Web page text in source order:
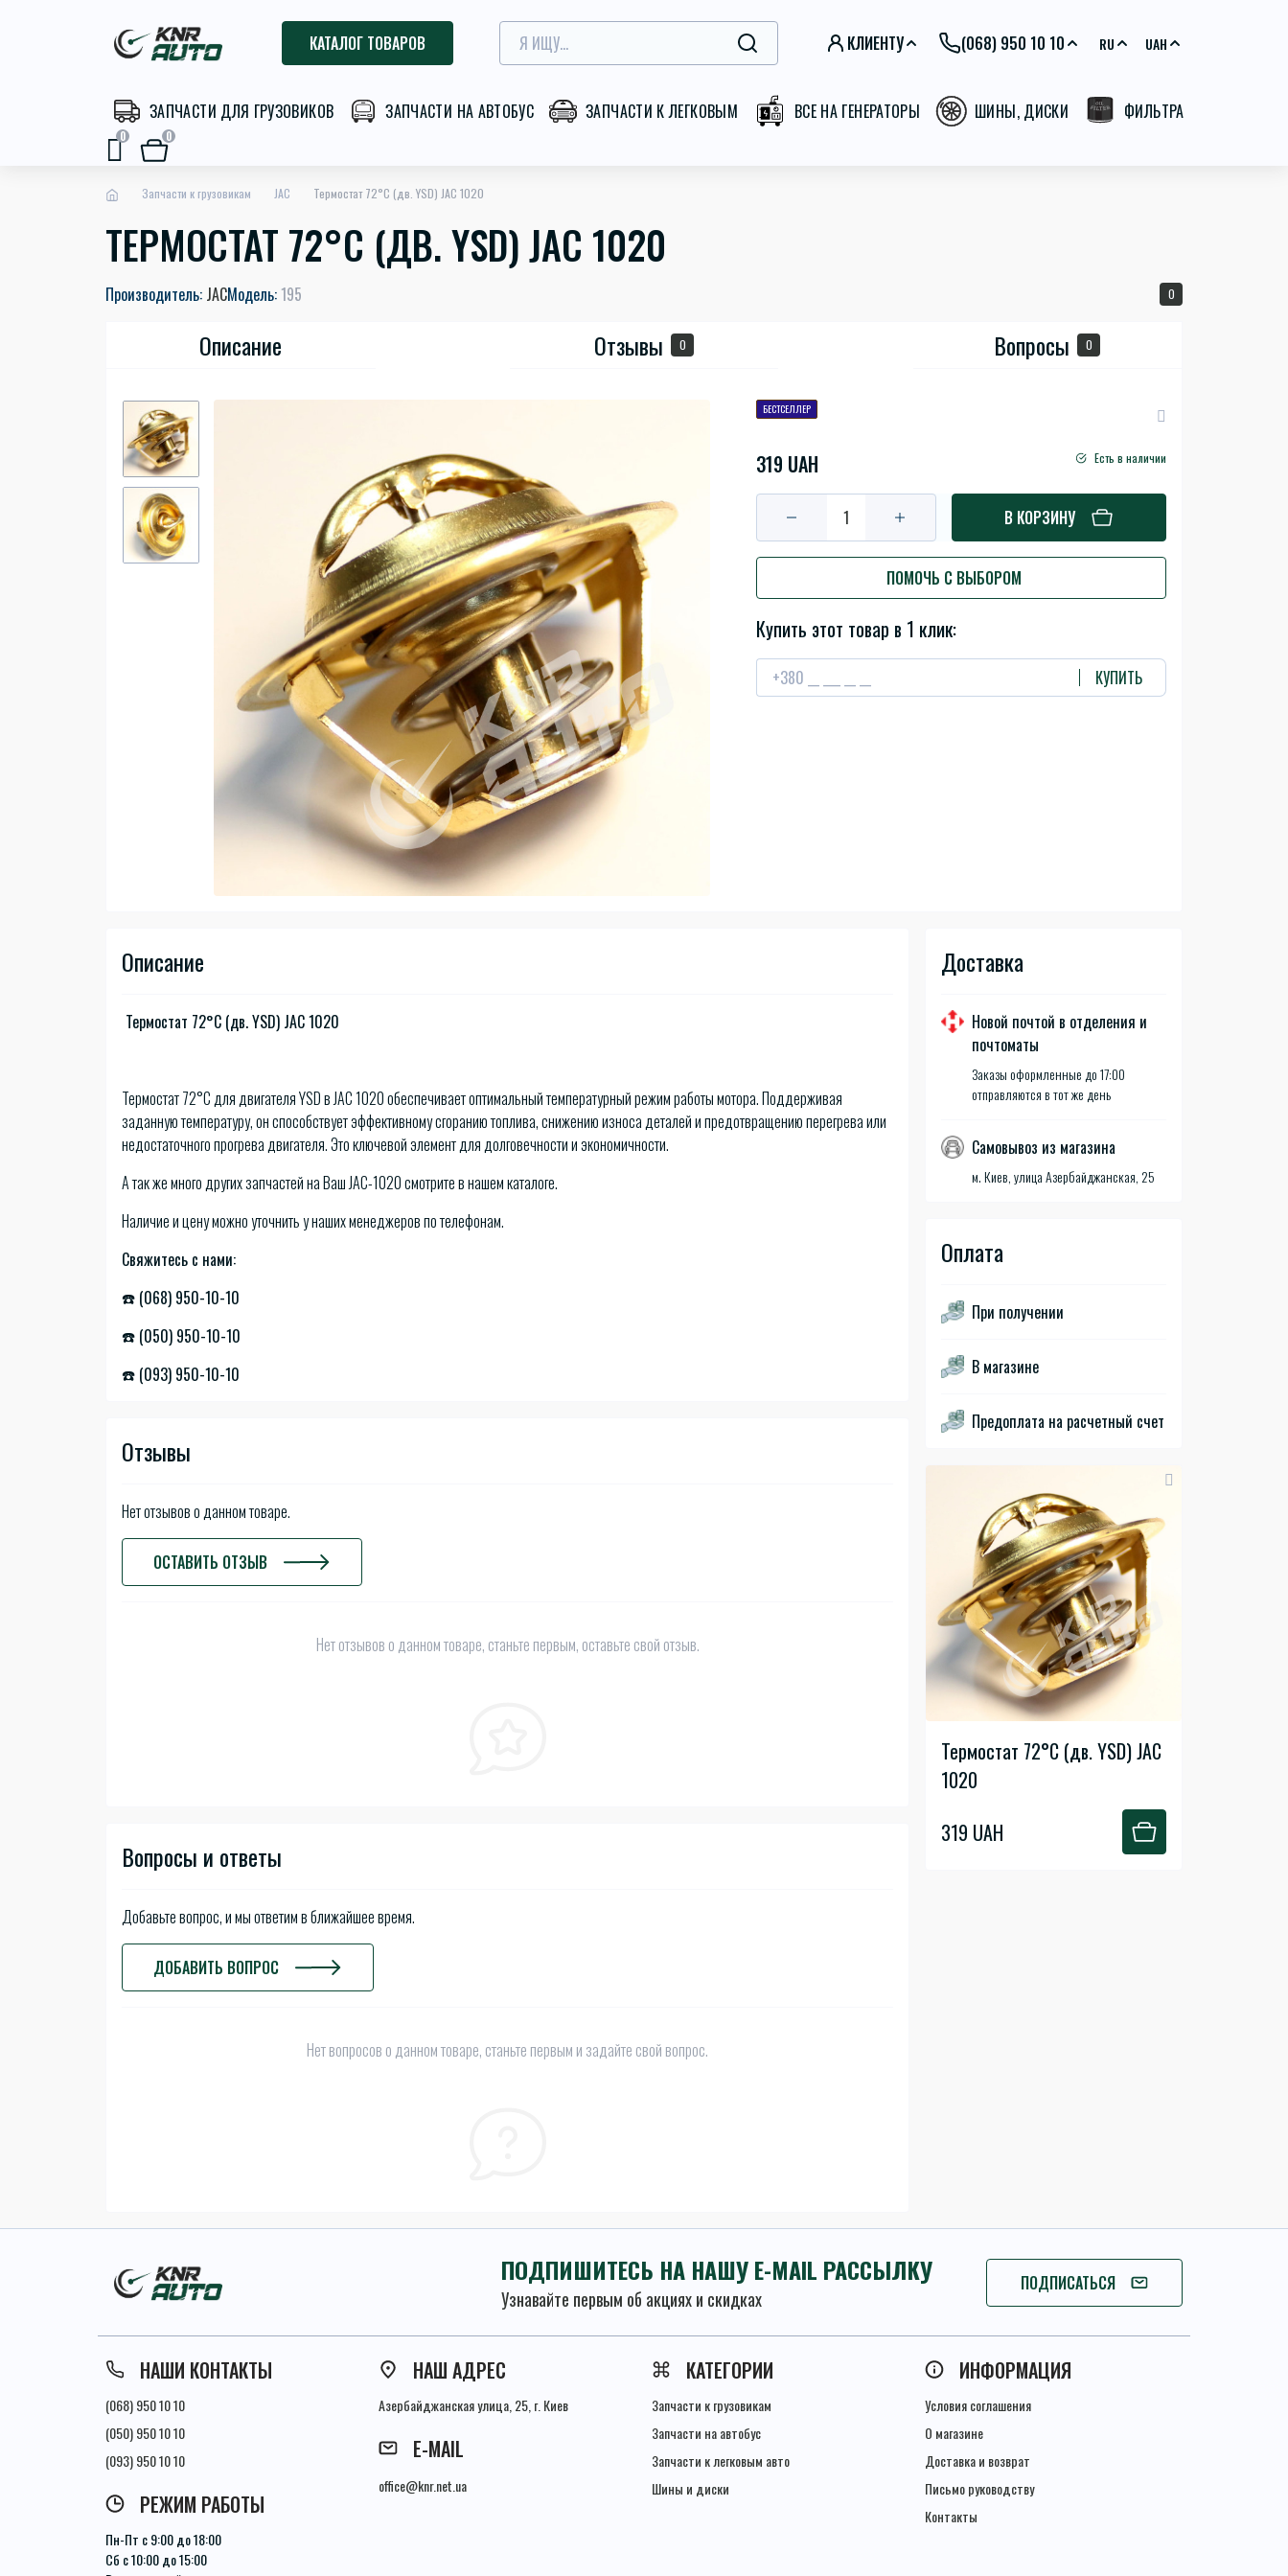
КАТАЛОГ ТОВАРОВ КЛИЕНТУ (068) 950 10 10 RU UAH
ЗАПЧАСТИ ДЛЯ ГРУЗОВИКОВ ЗАПЧАСТИ НА АВТОБУС ЗАПЧАСТИ К ЛЕГКОВЫМ ВСЕ НА ГЕНЕРАТОРЫ ШИНЫ, ДИСКИ ФИЛЬТРА
0 0
Запчасти к грузовикам JAC Термостат 72°C (дв. YSD) JAC 1020
ТЕРМОСТАТ 72°C (ДВ. YSD) JAC 1020
Производитель: JACМодель: 195 0
Описание Отзывы 0 Вопросы 0
БЕСТСЕЛЛЕР
319 UAH Есть в наличии
В КОРЗИНУ
ПОМОЧЬ С ВЫБОРОМ
Купить этот товар в 1 клик:
КУПИТЬ
Доставка
Новой почтой в отделения и
почтоматы
Заказы оформленные до 17:00
отправляются в тот же день
Самовывоз из магазина
м. Киев, улица Азербайджанская, 25
Оплата
При получении
В магазине
Предоплата на расчетный счет
Термостат 72°C (дв. YSD) JAC
1020
319 UAH
Описание
Термостат 72°C (дв. YSD) JAC 1020
Термостат 72°C для двигателя YSD в JAC 1020 обеспечивает оптимальный температурный режим работы мотора. Поддерживая
заданную температуру, он способствует эффективному сгоранию топлива, снижению износа деталей и предотвращению перегрева или
недостаточного прогрева двигателя. Это ключевой элемент для долговечности и экономичности.
А так же много других запчастей на Ваш JAC-1020 смотрите в нашем каталоге.
Наличие и цену можно уточнить у наших менеджеров по телефонам.
Свяжитесь с нами:
☎️ (068) 950-10-10
☎️ (050) 950-10-10
☎️ (093) 950-10-10
Отзывы
Нет отзывов о данном товаре.
ОСТАВИТЬ ОТЗЫВ
Нет отзывов о данном товаре, станьте первым, оставьте свой отзыв.
Вопросы и ответы
Добавьте вопрос, и мы ответим в ближайшее время.
ДОБАВИТЬ ВОПРОС
Нет вопросов о данном товаре, станьте первым и задайте свой вопрос.
ПОДПИШИТЕСЬ НА НАШУ E-MAIL РАССЫЛКУ
Узнавайте первым об акциях и скидках
ПОДПИСАТЬСЯ
ПОДПИСАТЬСЯ
Условия соглашения
НАШИ КОНТАКТЫ
(068) 950 10 10
(050) 950 10 10
(093) 950 10 10
РЕЖИМ РАБОТЫ
Пн-Пт с 9:00 до 18:00
Сб с 10:00 до 15:00
НАШ АДРЕС
Азербайджанская улица, 25, г. Киев
E-MAIL
office@knr.net.ua
КАТЕГОРИИ
Запчасти к грузовикам
Запчасти на автобус
Запчасти к легковым авто
Шины и диски
ИНФОРМАЦИЯ
Условия соглашения
О магазине
Доставка и возврат
Письмо руководству
Контакты